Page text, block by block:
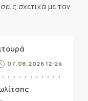
σχετικά με τον
07.08.2026 12:24